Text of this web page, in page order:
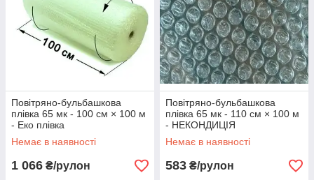
Повітряно-бульбашкова
плівка 65 мк - 100 см × 100 м
- Еко плівка
Немає в наявності
1 066 ₴/рулон
Повітряно-бульбашкова
плівка 65 мк - 110 см × 100 м
- НЕКОНДИЦІЯ
Немає в наявності
583 ₴/рулон